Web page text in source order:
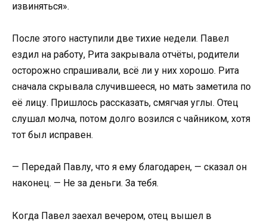
извиняться».
После этого наступили две тихие недели. Павел
ездил на работу, Рита закрывала отчёты, родители
осторожно спрашивали, всё ли у них хорошо. Рита
сначала скрывала случившееся, но мать заметила по
её лицу. Пришлось рассказать, смягчая углы. Отец
слушал молча, потом долго возился с чайником, хотя
тот был исправен.
— Передай Павлу, что я ему благодарен, — сказал он
наконец. — Не за деньги. За тебя.
Когда Павел заехал вечером, отец вышел в